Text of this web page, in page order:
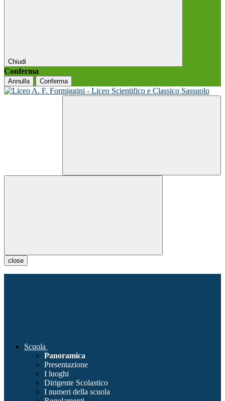
Chiudi
Conferma
Annulla Conferma
close
Scuola
Panoramica
Presentazione
I luoghi
Dirigente Scolastico
I numeri della scuola